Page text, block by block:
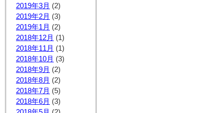
2019年3月 (2)
2019年2月 (3)
2019年1月 (2)
2018年12月 (1)
2018年11月 (1)
2018年10月 (3)
2018年9月 (2)
2018年8月 (2)
2018年7月 (5)
2018年6月 (3)